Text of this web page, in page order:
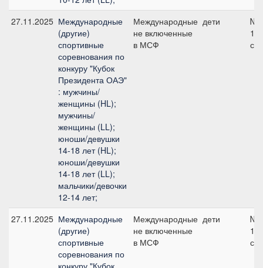
27.11.2025 Международные
(другие)
спортивные
соревнования по
конкуру "Кубок
Президента ОАЭ"
: мужчины/
женщины (HL);
мужчины/
женщины (LL);
юноши/девушки
14-18 лет (HL);
юноши/девушки
14-18 лет (LL);
мальчики/девочки
12-14 лет;
Международные
не включенные
в МСФ
дети
см
27.11.2025 Международные
(другие)
спортивные
соревнования по
конкуру "Кубок
Международные
не включенные
в МСФ
дети
см